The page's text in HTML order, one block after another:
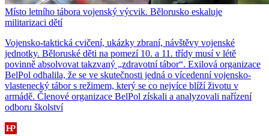
Místo letního tábora vojenský výcvik. Bělorusko eskaluje
militarizaci dětí
Vojensko-taktická cvičení, ukázky zbraní, návštěvy vojenské
jednotky. Běloruské děti na pomezí 10. a 11. třídy musí v létě
povinně absolvovat takzvaný „zdravotní tábor“. Exilová organizace
BelPol odhalila, že se ve skutečnosti jedná o vícedenní vojensko-
vlastenecký tábor s režimem, který se co nejvíce blíží životu v
armádě. Členové organizace BelPol získali a analyzovali nařízení
odboru školství